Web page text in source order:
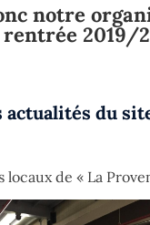
notre
2019/
actualités du
locaux de « La